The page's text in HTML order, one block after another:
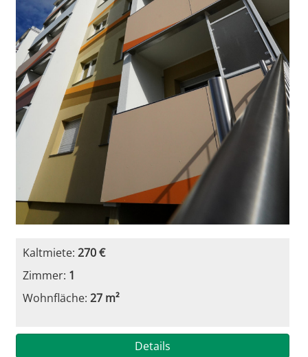
Kaltmiete:270 €
Zimmer: 1
Wohnfläche:27 m²
Details